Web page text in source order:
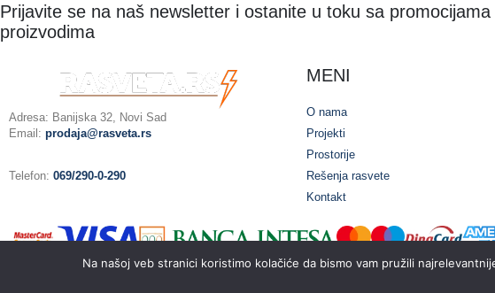
Prijavite se na naš newsletter i ostanite u toku sa promocijama
proizvodima
Adresa: Banijska 32, Novi Sad
Email: prodaja@rasveta.rs
Telefon: 069/290-0-290
MENI
O nama
Projekti
Prostorije
Rešenja rasvete
Kontakt
Na našoj veb stranici koristimo kolačiće da bismo vam pružili